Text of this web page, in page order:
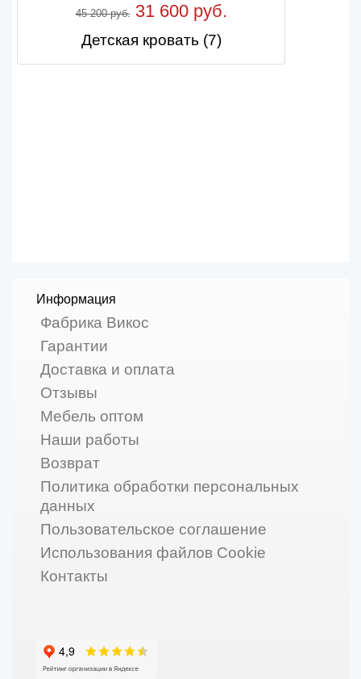
45 200 руб.31 600 руб.
Детская кровать (7)
Информация
Фабрика Викос
Гарантии
Доставка и оплата
Отзывы
Мебель оптом
Наши работы
Возврат
Политика обработки персональных
данных
Пользовательское соглашение
Использования файлов Cookie
Контакты